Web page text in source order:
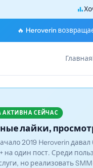
🔥 Heroverin
Главная
АКТИВНА СЕЙЧАС
лайки,
2019 Heroverin
на один пост. Среди
но реализовать